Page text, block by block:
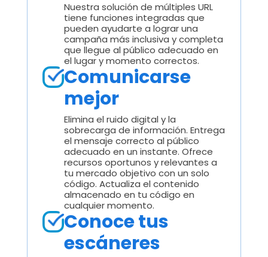
Nuestra solución de múltiples URL
tiene funciones integradas que
pueden ayudarte a lograr una
campaña más inclusiva y completa
que llegue al público adecuado en
el lugar y momento correctos.
Comunicarse
mejor
Elimina el ruido digital y la
sobrecarga de información. Entrega
el mensaje correcto al público
adecuado en un instante. Ofrece
recursos oportunos y relevantes a
tu mercado objetivo con un solo
código. Actualiza el contenido
almacenado en tu código en
cualquier momento.
Conoce tus
escáneres